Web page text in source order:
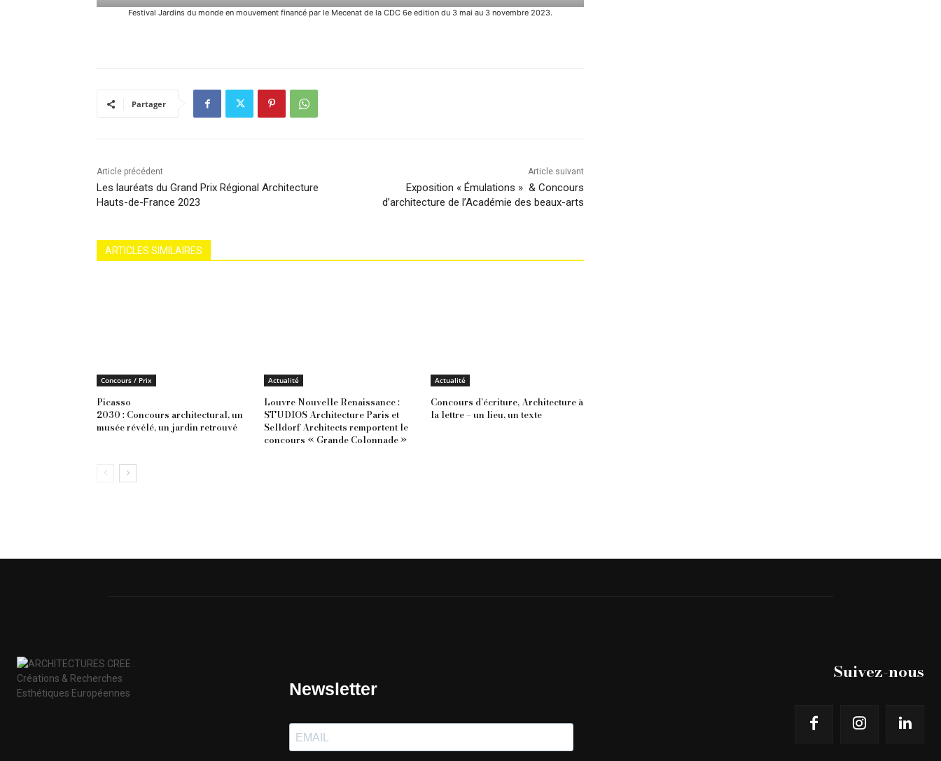
Festival Jardins du monde en mouvement financé par le Mecenat de la CDC 6e edition du 3 mai au 3 novembre 2023.
Partager
Article précédent
Les lauréats du Grand Prix Régional Architecture
Hauts-de-France 2023
Article suivant
Exposition « Émulations » & Concours
d’architecture de l’Académie des beaux-arts
ARTICLES SIMILAIRES
Concours / Prix
Picasso
2030 : Concours architectural, un
musée révélé, un jardin retrouvé
Actualité
Louvre Nouvelle Renaissance :
STUDIOS Architecture Paris et
Selldorf Architects remportent le
concours « Grande Colonnade »
Actualité
Concours d’écriture, Architecture à
la lettre – un lieu, un texte
Suivez-nous